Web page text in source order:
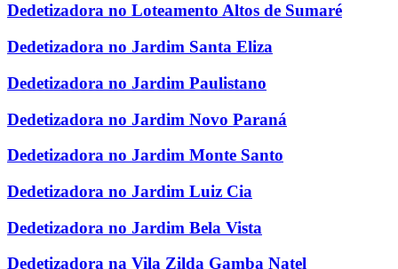
Dedetizadora no Loteamento Altos de Sumaré
Dedetizadora no Jardim Santa Eliza
Dedetizadora no Jardim Paulistano
Dedetizadora no Jardim Novo Paraná
Dedetizadora no Jardim Monte Santo
Dedetizadora no Jardim Luiz Cia
Dedetizadora no Jardim Bela Vista
Dedetizadora na Vila Zilda Gamba Natel